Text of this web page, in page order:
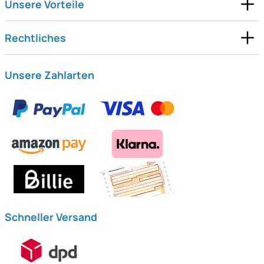
Unsere Vorteile
Rechtliches
Unsere Zahlarten
Schneller Versand